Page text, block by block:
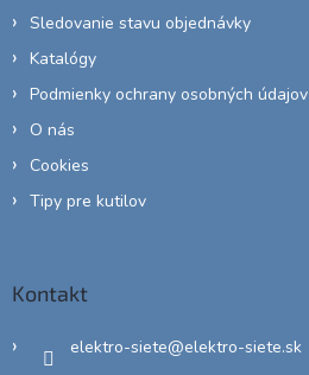
Sledovanie stavu objednávky
Katalógy
Podmienky ochrany osobných údajov
O nás
Cookies
Tipy pre kutilov
Kontakt
elektro-siete@elektro-siete.sk